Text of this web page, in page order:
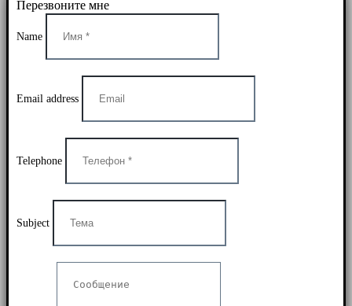
Перезвоните мне
Name
Email address
Telephone
Subject